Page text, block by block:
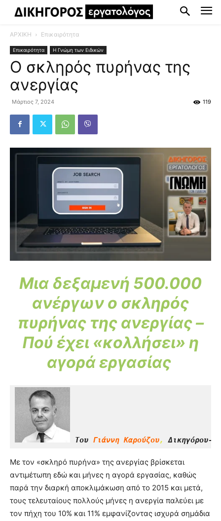
ΑΡΧΙΚΗ Επικαιρότητα
Επικαιρότητα Η Γνώμη των Ειδικών
Ο σκληρός πυρήνας της
ανεργίας
Μάρτιος 7, 2024 119
Μια δεξαμενή 500.000
ανέργων ο σκληρός
πυρήνας της ανεργίας –
Πού έχει «κολλήσει» η
αγορά εργασίας
Του Γιάννη Καρούζου, Δικηγόρου-
Με τον «σκληρό πυρήνα» της ανεργίας βρίσκεται
αντιμέτωπη εδώ και μήνες η αγορά εργασίας, καθώς
παρά την διαρκή αποκλιμάκωση από το 2015 και μετά,
τους τελευταίους πολλούς μήνες η ανεργία παλεύει με
τον πήχη του 10% και 11% εμφανίζοντας ισχυρά σημάδια